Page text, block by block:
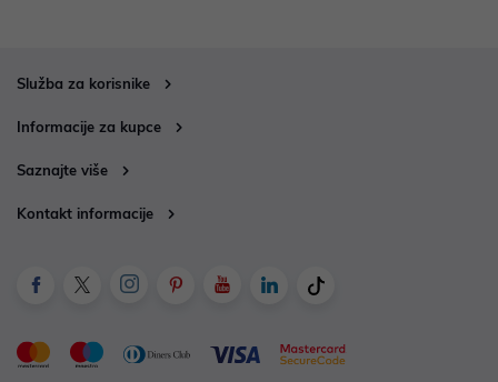
Služba za korisnike
Informacije za kupce
Saznajte više
Kontakt informacije